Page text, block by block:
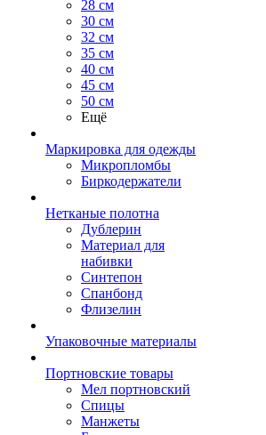
28 см
30 см
32 см
35 см
40 см
45 см
50 см
Ещё
Маркировка для одежды
Микропломбы
Биркодержатели
Нетканые полотна
Дублерин
Материал для
набивки
Синтепон
Спанбонд
Флизелин
Упаковочные материалы
Портновские товары
Мел портновский
Спицы
Манжеты